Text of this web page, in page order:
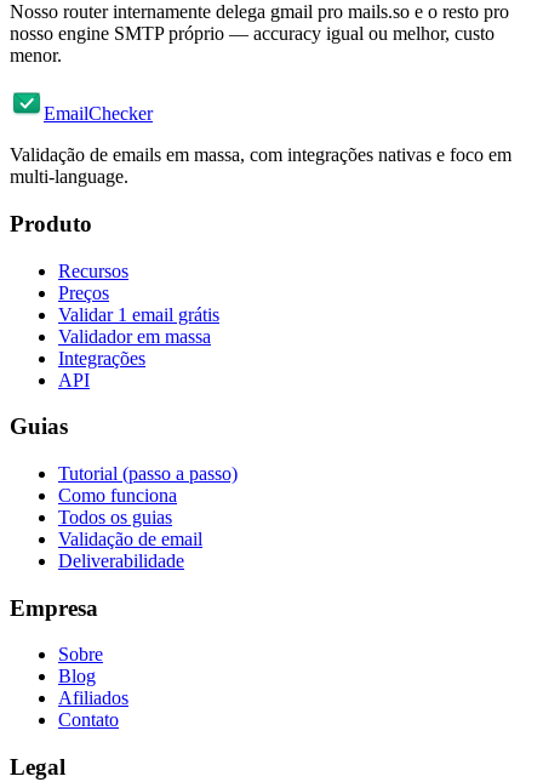
Nosso router internamente delega gmail pro mails.so e o resto pro
nosso engine SMTP próprio — accuracy igual ou melhor, custo
menor.
EmailChecker
Validação de emails em massa, com integrações nativas e foco em
multi-language.
Produto
Recursos
Preços
Validar 1 email grátis
Validador em massa
Integrações
API
Guias
Tutorial (passo a passo)
Como funciona
Todos os guias
Validação de email
Deliverabilidade
Empresa
Sobre
Blog
Afiliados
Contato
Legal